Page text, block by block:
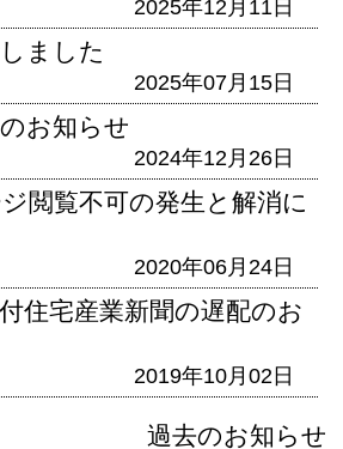
2025年12月11日
ました
2025年07月15日
お知らせ
2024年12月26日
閲覧不可の発生と解消に
2020年06月24日
住宅産業新聞の遅配のお
2019年10月02日
過去のお知らせ